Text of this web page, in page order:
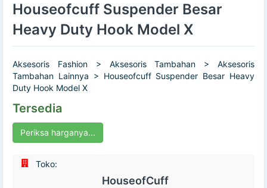
Houseofcuff Suspender Besar
Heavy Duty Hook Model X
Aksesoris Fashion > Aksesoris Tambahan > Aksesoris
Tambahan Lainnya > Houseofcuff Suspender Besar Heavy
Duty Hook Model X
Tersedia
Periksa harganya...
Toko:
HouseofCuff